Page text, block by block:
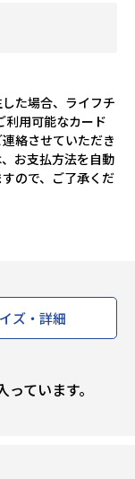
た場合、ライフチ
利用可能なカード
絡させていただき
お支払方法を自動
ので、ご了承くだ
ズ・詳細
ています。